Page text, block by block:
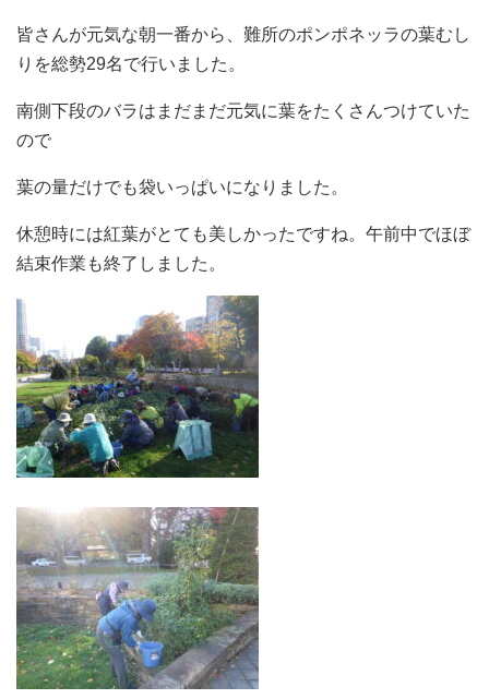
皆さんが元気な朝一番から、難所のポンポネッラの葉むし
りを総勢29名で行いました。
南側下段のバラはまだまだ元気に葉をたくさんつけていた
ので
葉の量だけでも袋いっぱいになりました。
休憩時には紅葉がとても美しかったですね。午前中でほぼ
結束作業も終了しました。